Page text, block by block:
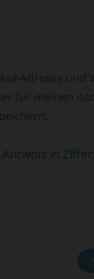
Adresse und
für meinen
in